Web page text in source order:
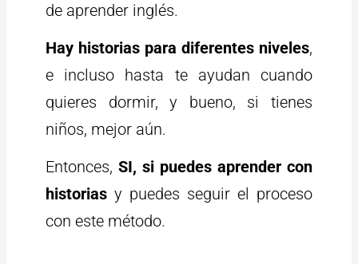
de aprender inglés.
Hay historias para diferentes niveles,
e incluso hasta te ayudan cuando
quieres dormir, y bueno, si tienes
niños, mejor aún.
Entonces,SI, si puedes aprender con
historias y puedes seguir el proceso
con este método.